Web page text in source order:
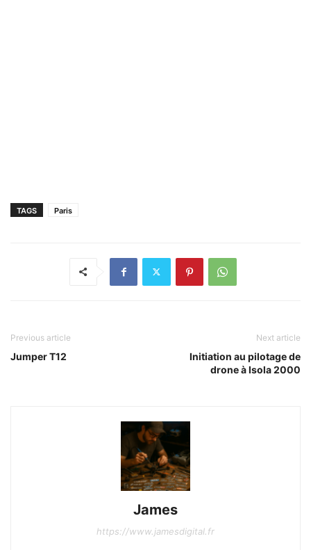
TAGS Paris
Previous article
Jumper T12
Next article
Initiation au pilotage de
drone à Isola 2000
James
https://www.jamesdigital.fr